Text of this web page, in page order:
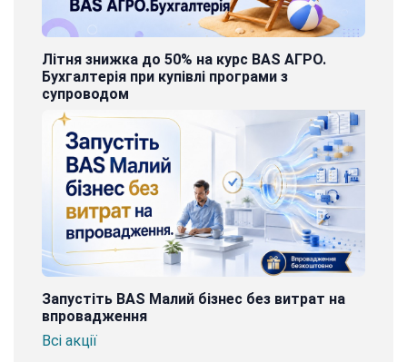
Літня знижка до 50% на курс BAS АГРО.
Бухгалтерія при купівлі програми з
супроводом
Запустіть BAS Малий бізнес без витрат на
впровадження
Всі акції